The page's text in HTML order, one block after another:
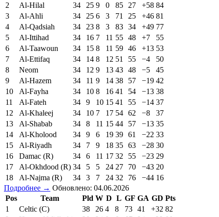
2
Al-Hilal 34 25 9 0 85 27 +58 84
3
Al-Ahli 34 25 6 3 71 25 +46 81
4
Al-Qadsiah 34 23 8 3 83 34 +49 77
5
Al-Ittihad 34 16 7 11 55 48 +7
55
6
Al-Taawoun 34 15 8 11 59 46 +13 53
7
Al-Ettifaq 34 14 8 12 51 55 −4
50
8
Neom 34 12 9 13 43 48 −5
45
9
Al-Hazem 34 11 9 14 38 57 −19 42
10
Al-Fayha 34 10 8 16 41 54 −13 38
11
Al-Fateh 34 9 10 15 41 55 −14 37
12
Al-Khaleej 34 10 7 17 54 62 −8
37
13
Al-Shabab 34 8 11 15 44 57 −13 35
14
Al-Kholood 34 9 6 19 39 61 −22 33
15
Al-Riyadh 34 7 9 18 35 63 −28 30
16
Damac (R) 34 6 11 17 32 55 −23 29
17
Al-Okhdood (R) 34 5 5 24 27 70 −43 20
18
Al-Najma (R) 34 3 7 24 32 76 −44 16
Подробнее → Обновлено: 04.06.2026
Pos
Team Pld W D L GF GA GD Pts
1
Celtic (C) 38 26 4 8 73 41 +32 82